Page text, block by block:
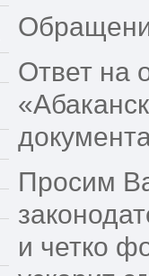
Ответ на
Просим
и четко